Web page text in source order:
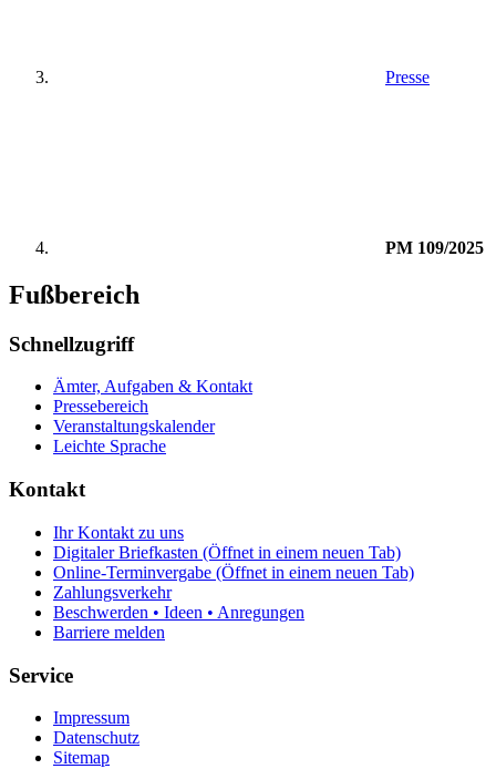
Presse
PM 109/2025
Fußbereich
Schnellzugriff
Ämter, Aufgaben & Kontakt
Pressebereich
Veranstaltungskalender
Leichte Sprache
Kontakt
Ihr Kontakt zu uns
Digitaler Briefkasten (Öffnet in einem neuen Tab)
Online-Terminvergabe (Öffnet in einem neuen Tab)
Zahlungsverkehr
Beschwerden • Ideen • Anregungen
Barriere melden
Service
Impressum
Datenschutz
Sitemap